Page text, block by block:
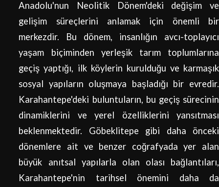
Anadolu'nun Neolitik Dönem'deki değişim ve
gelişim süreçlerini anlamak için önemli bir
merkezdir. Bu dönem, insanlığın avcı-toplayıcı
yaşam biçiminden yerleşik tarım toplumlarına
geçiş yaptığı, ilk köylerin kurulduğu ve karmaşık
sosyal yapıların oluşmaya başladığı bir evredir.
Karahantepe'deki buluntuların, bu geçiş sürecinin
dinamiklerini ve yerel özelliklerini yansıtması
beklenmektedir. Göbeklitepe gibi daha önceki
dönemlere ait ve benzer coğrafyada yer alan
büyük anıtsal yapılarla olan olası bağlantıları,
Karahantepe'nin tarihsel önemini daha da